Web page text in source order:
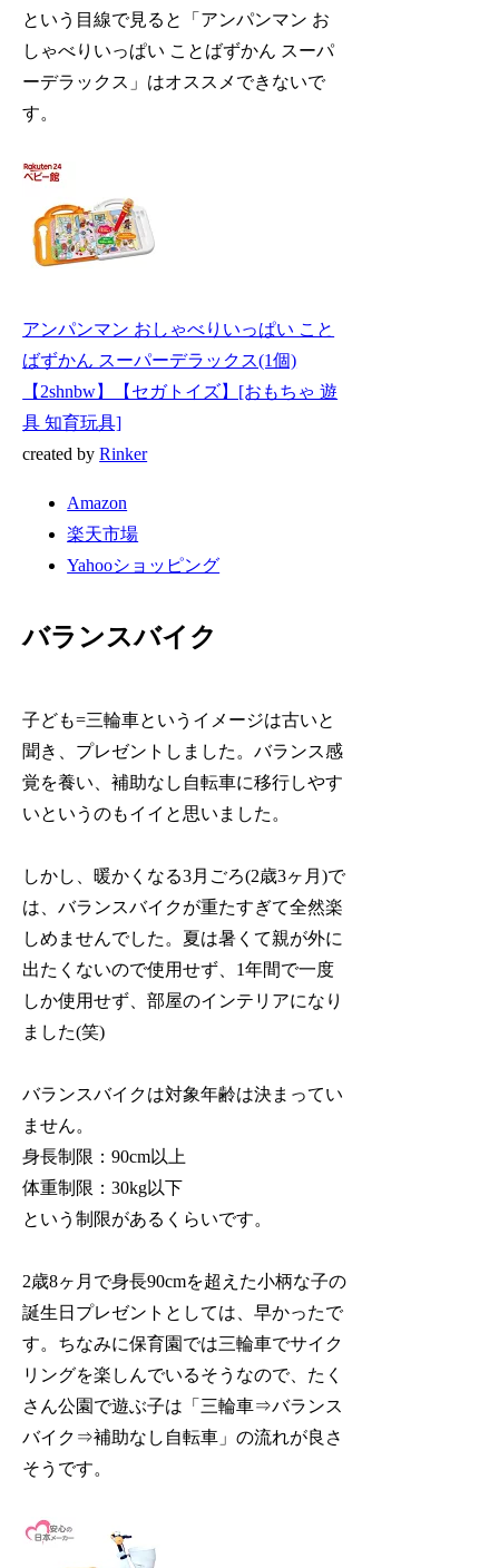
という目線で見ると「アンパンマン お
しゃべりいっぱい ことばずかん スーパ
ーデラックス」はオススメできないで
す。
アンパンマン おしゃべりいっぱい こと
ばずかん スーパーデラックス(1個)
【2shnbw】【セガトイズ】[おもちゃ 遊
具 知育玩具]
created byRinker
Amazon
楽天市場
Yahooショッピング
バランスバイク
子ども=三輪車というイメージは古いと
聞き、プレゼントしました。バランス感
覚を養い、補助なし自転車に移行しやす
いというのもイイと思いました。
しかし、暖かくなる3月ごろ(2歳3ヶ月)で
は、バランスバイクが重たすぎて全然楽
しめませんでした。夏は暑くて親が外に
出たくないので使用せず、1年間で一度
しか使用せず、部屋のインテリアになり
ました(笑)
バランスバイクは対象年齢は決まってい
ません。
身長制限：90cm以上
体重制限：30kg以下
という制限があるくらいです。
2歳8ヶ月で身長90cmを超えた小柄な子の
誕生日プレゼントとしては、早かったで
す。 ちなみに保育園では三輪車でサイク
リングを楽しんでいるそうなので、たく
さん公園で遊ぶ子は「三輪車⇒バランス
バイク⇒補助なし自転車」の流れが良さ
そうです。